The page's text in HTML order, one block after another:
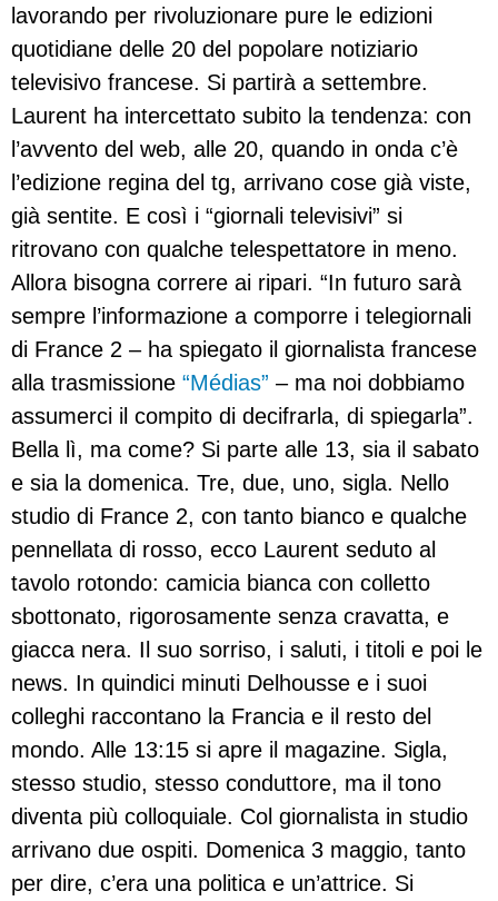
lavorando per rivoluzionare pure le edizioni
quotidiane delle 20 del popolare notiziario
televisivo francese. Si partirà a settembre.
Laurent ha intercettato subito la tendenza: con
l’avvento del web, alle 20, quando in onda c’è
l’edizione regina del tg, arrivano cose già viste,
già sentite. E così i “giornali televisivi” si
ritrovano con qualche telespettatore in meno.
Allora bisogna correre ai ripari. “In futuro sarà
sempre l’informazione a comporre i telegiornali
di France 2 – ha spiegato il giornalista francese
alla trasmissione “Médias” – ma noi dobbiamo
assumerci il compito di decifrarla, di spiegarla”.
Bella lì, ma come? Si parte alle 13, sia il sabato
e sia la domenica. Tre, due, uno, sigla. Nello
studio di France 2, con tanto bianco e qualche
pennellata di rosso, ecco Laurent seduto al
tavolo rotondo: camicia bianca con colletto
sbottonato, rigorosamente senza cravatta, e
giacca nera. Il suo sorriso, i saluti, i titoli e poi le
news. In quindici minuti Delhousse e i suoi
colleghi raccontano la Francia e il resto del
mondo. Alle 13:15 si apre il magazine. Sigla,
stesso studio, stesso conduttore, ma il tono
diventa più colloquiale. Col giornalista in studio
arrivano due ospiti. Domenica 3 maggio, tanto
per dire, c’era una politica e un’attrice. Si